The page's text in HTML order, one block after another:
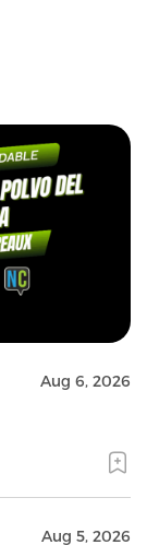
Aug 6, 2026
Aug 5, 2026